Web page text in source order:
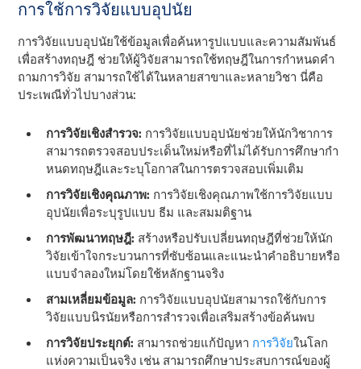
การใช้การวิจัยแบบอุปนัย
การวิจัยแบบอุปนัยใช้ข้อมูลเพื่อค้นหารูปแบบและความสัมพันธ์
เพื่อสร้างทฤษฎี ช่วยให้ผู้วิจัยสามารถใช้ทฤษฎีในการกําหนดคํา
ถามการวิจัย สามารถใช้ได้ในหลายสาขาและหลายวิชา นี่คือ
ประเพณีทั่วไปบางส่วน:
การวิจัยเชิงสํารวจ: การวิจัยแบบอุปนัยช่วยให้นักวิชาการ
สามารถตรวจสอบประเด็นใหม่หรือที่ไม่ได้รับการศึกษากํา
หนดทฤษฎีและระบุโอกาสในการตรวจสอบเพิ่มเติม
การวิจัยเชิงคุณภาพ: การวิจัยเชิงคุณภาพใช้การวิจัยแบบ
อุปนัยเพื่อระบุรูปแบบ ธีม และสมมติฐาน
การพัฒนาทฤษฎี: สร้างหรือปรับเปลี่ยนทฤษฎีที่ช่วยให้นัก
วิจัยเข้าใจกระบวนการที่ซับซ้อนและแนะนําคําอธิบายหรือ
แบบจําลองใหม่โดยใช้หลักฐานจริง
สามเหลี่ยมข้อมูล: การวิจัยแบบอุปนัยสามารถใช้กับการ
วิจัยแบบนิรนัยหรือการสํารวจเพื่อเสริมสร้างข้อค้นพบ
การวิจัยประยุกต์: สามารถช่วยแก้ปัญหา การวิจัยในโลก
แห่งความเป็นจริง เช่น สามารถศึกษาประสบการณ์ของผู้